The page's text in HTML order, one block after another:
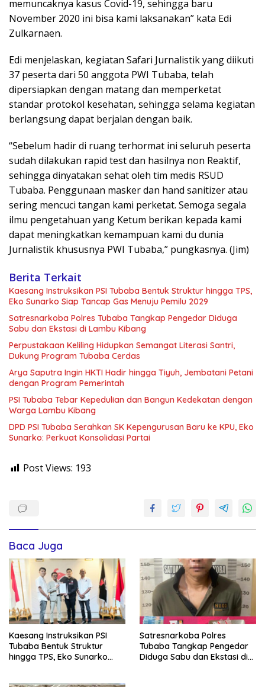
memuncaknya kasus Covid-19, sehingga baru
November 2020 ini bisa kami laksanakan” kata Edi
Zulkarnaen.
Edi menjelaskan, kegiatan Safari Jurnalistik yang diikuti
37 peserta dari 50 anggota PWI Tubaba, telah
dipersiapkan dengan matang dan memperketat
standar protokol kesehatan, sehingga selama kegiatan
berlangsung dapat berjalan dengan baik.
“Sebelum hadir di ruang terhormat ini seluruh peserta
sudah dilakukan rapid test dan hasilnya non Reaktif,
sehingga dinyatakan sehat oleh tim medis RSUD
Tubaba. Penggunaan masker dan hand sanitizer atau
sering mencuci tangan kami perketat. Semoga segala
ilmu pengetahuan yang Ketum berikan kepada kami
dapat meningkatkan kemampuan kami du dunia
Jurnalistik khususnya PWI Tubaba,” pungkasnya. (Jim)
Berita Terkait
Kaesang Instruksikan PSI Tubaba Bentuk Struktur hingga TPS,
Eko Sunarko Siap Tancap Gas Menuju Pemilu 2029
Satresnarkoba Polres Tubaba Tangkap Pengedar Diduga
Sabu dan Ekstasi di Lambu Kibang
Perpustakaan Keliling Hidupkan Semangat Literasi Santri,
Dukung Program Tubaba Cerdas
Arya Saputra Ingin HKTI Hadir hingga Tiyuh, Jembatani Petani
dengan Program Pemerintah
PSI Tubaba Tebar Kepedulian dan Bangun Kedekatan dengan
Warga Lambu Kibang
DPD PSI Tubaba Serahkan SK Kepengurusan Baru ke KPU, Eko
Sunarko: Perkuat Konsolidasi Partai
Post Views: 193
Baca Juga
Kaesang Instruksikan PSI
Tubaba Bentuk Struktur
hingga TPS, Eko Sunarko
Satresnarkoba Polres
Tubaba Tangkap Pengedar
Diduga Sabu dan Ekstasi di